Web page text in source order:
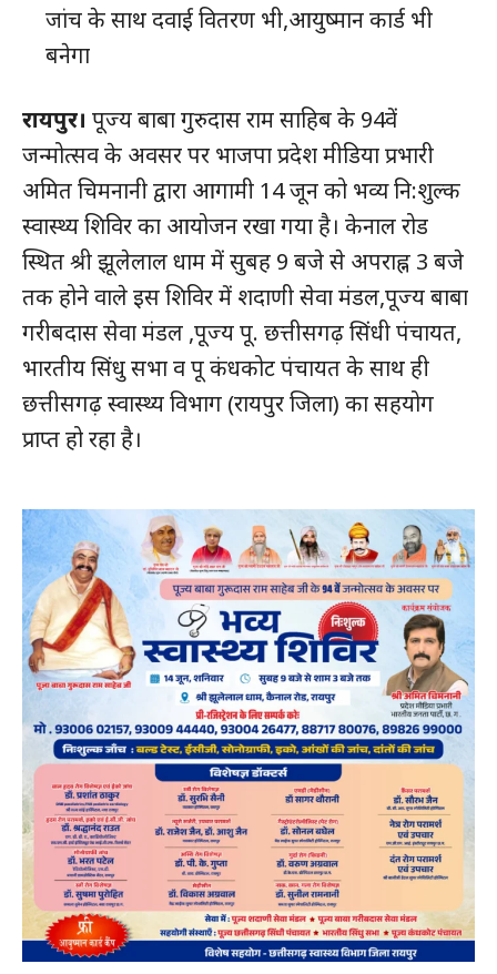
जांच के साथ दवाई वितरण भी,आयुष्मान कार्ड भी
बनेगा
रायपुर। पूज्य बाबा गुरुदास राम साहिब के 94वें
जन्मोत्सव के अवसर पर भाजपा प्रदेश मीडिया प्रभारी
अमित चिमनानी द्वारा आगामी 14 जून को भव्य नि:शुल्क
स्वास्थ्य शिविर का आयोजन रखा गया है। केनाल रोड
स्थित श्री झूलेलाल धाम में सुबह 9 बजे से अपराह्न 3 बजे
तक होने वाले इस शिविर में शदाणी सेवा मंडल,पूज्य बाबा
गरीबदास सेवा मंडल ,पूज्य पू. छत्तीसगढ़ सिंधी पंचायत,
भारतीय सिंधु सभा व पू कंधकोट पंचायत के साथ ही
छत्तीसगढ़ स्वास्थ्य विभाग (रायपुर जिला) का सहयोग
प्राप्त हो रहा है।